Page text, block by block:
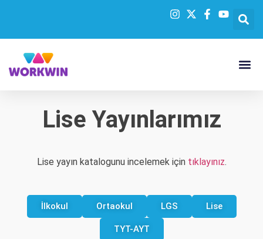
Lise Yayınlarımız
Lise yayın katalogunu incelemek için tıklayınız.
İlkokul Ortaokul LGS Lise
TYT-AYT